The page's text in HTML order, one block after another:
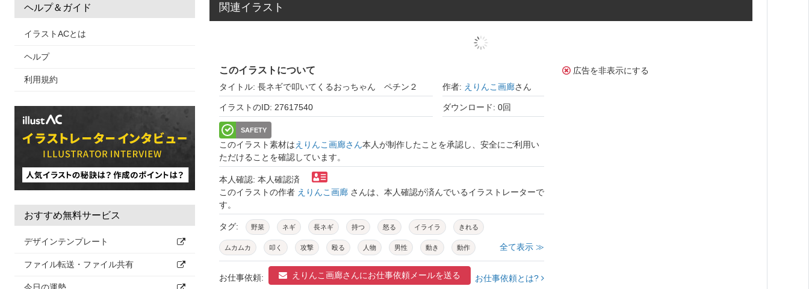
ヘルプ＆ガイド
イラストACとは
ヘルプ
利用規約
おすすめ無料サービス
デザインテンプレート
ファイル転送・ファイル共有
関連イラスト
このイラストについて
タイトル: 長ネギで叩いてくるおっちゃん ペチン２ 作者: えりんこ画廊さん
イラストのID: 27617540 ダウンロード: 0回
SAFETY
このイラスト素材はえりんこ画廊さん本人が制作したことを承認し、安全にご利用い
ただけることを確認しています。
本人確認: 本人確認済
このイラストの作者 えりんこ画廊 さんは、本人確認が済んでいるイラストレーターで
す。
タグ: 野菜 ネギ 長ネギ 持つ 怒る イライラ きれる
ムカムカ 叩く 攻撃 殴る 人物 男性 動き 動作
表情 感情 かわいい 面白い かっこいい 癒し
全て表示 ≫
お仕事依頼: えりんこ画廊さんにお仕事依頼メールを送る お仕事依頼とは?
広告を非表示にする